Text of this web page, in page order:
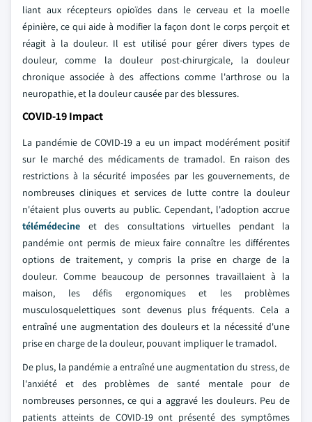
liant aux récepteurs opioïdes dans le cerveau et la moelle
épinière, ce qui aide à modifier la façon dont le corps perçoit et
réagit à la douleur. Il est utilisé pour gérer divers types de
douleur, comme la douleur post-chirurgicale, la douleur
chronique associée à des affections comme l'arthrose ou la
neuropathie, et la douleur causée par des blessures.
COVID-19 Impact
La pandémie de COVID-19 a eu un impact modérément positif
sur le marché des médicaments de tramadol. En raison des
restrictions à la sécurité imposées par les gouvernements, de
nombreuses cliniques et services de lutte contre la douleur
n'étaient plus ouverts au public. Cependant, l'adoption accrue
télémédecine et des consultations virtuelles pendant la
pandémie ont permis de mieux faire connaître les différentes
options de traitement, y compris la prise en charge de la
douleur. Comme beaucoup de personnes travaillaient à la
maison, les défis ergonomiques et les problèmes
musculosquelettiques sont devenus plus fréquents. Cela a
entraîné une augmentation des douleurs et la nécessité d'une
prise en charge de la douleur, pouvant impliquer le tramadol.
De plus, la pandémie a entraîné une augmentation du stress, de
l'anxiété et des problèmes de santé mentale pour de
nombreuses personnes, ce qui a aggravé les douleurs. Peu de
patients atteints de COVID-19 ont présenté des symptômes